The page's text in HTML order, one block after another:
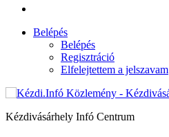
Belépés
Belépés
Regisztráció
Elfelejtettem a jelszavam
Kézdivásárhely Infó Centrum